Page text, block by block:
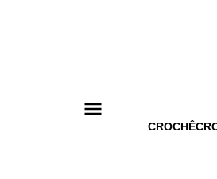
CROCHÊ